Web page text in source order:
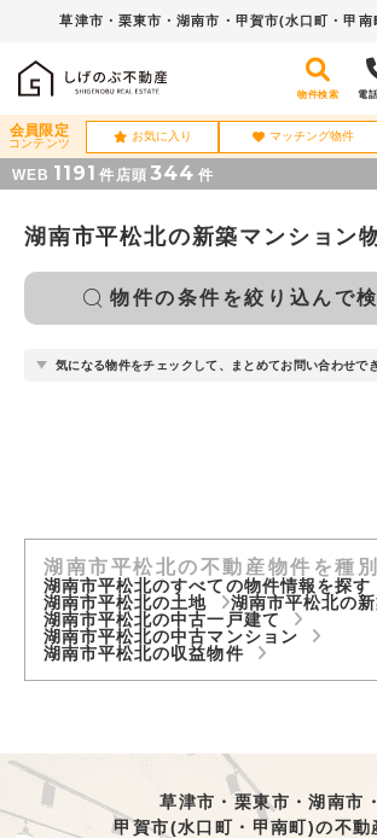
草津市・栗東市・湖南市・ 甲賀市(水口町・甲南
物件検索 電
会員限定
コンテンツ
お気に入り マッチング物件
WEB 1191 件 店頭 344 件
湖南市平松北の新築マンション
物件の条件を絞り込んで
気になる物件をチェックして、まとめてお問い合わせで
湖南市平松北の不動産物件を種
湖南市平松北のすべての物件情報を探す
湖南市平松北の土地
湖南市平松北の
湖南市平松北の中古一戸建て
湖南市平松北の中古マンション
湖南市平松北の収益物件
草津市・栗東市・湖南市・
甲賀市(水口町・甲南町)の不動